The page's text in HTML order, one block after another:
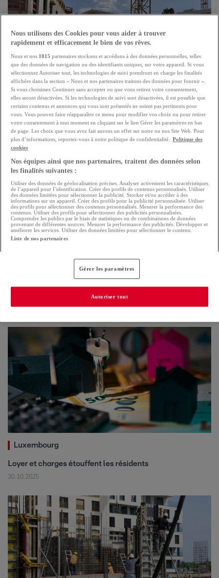
"Booster" pour la construction de logement
Le secteur immobilier salue les mesures annoncées par
le gouvernement
21.07.2026
Luxembourg
Loyer et charges étouffent les résidents
30.10.2025
Nous utilisons des Cookies pour vous aider à trouver
rapidement et efficacement le bien de vos rêves.
Nous et nos 1015 partenaires stockons et accédons à des données personnelles, telles
que des données de navigation ou des identifiants uniques, sur votre appareil. Si vous
sélectionnez Autoriser tout, les technologies de suivi prendront en charge les finalités
affichées dans la section « Nous et nos partenaires traitons des données pour fournir ».
Si vous choisissez Continuer sans accepter ou que vous retirez votre consentement,
elles seront désactivées. Si les technologies de suivi sont désactivées, il est possible que
certains contenus et annonces qui vous sont présentés ne soient pas pertinents pour
vous. Vous pouvez faire réapparaître ce menu pour modifier vos choix ou pour retirer
votre consentement à tout moment en cliquant sur le lien Gérer les paramètres en bas
de page. Les choix que vous avez fait aurons un effet sur notre ou nos Site Web. Pour
plus d’informations, reportez-vous à notre politique de confidentialité.
Politique des
cookies
Nos équipes ainsi que nos partenaires, traitent des données selon
les finalités suivantes :
Utiliser des données de géolocalisation précises. Analyser activement les caractéristiques
de l’appareil pour l’identification. Créer des profils de contenus personnalisés. Utiliser
des données limitées pour sélectionner la publicité. Stocker et/ou accéder à des
informations sur un appareil. Créer des profils pour la publicité personnalisée. Utiliser
des profils pour sélectionner des contenus personnalisés. Mesurer la performance des
contenus. Utiliser des profils pour sélectionner des publicités personnalisées.
Comprendre les publics par le biais de statistiques ou de combinaisons de données
provenant de différentes sources. Mesurer la performance des publicités. Développer et
améliorer les services. Utiliser des données limitées pour sélectionner le contenu.
Liste de nos partenaires
Gérer les paramètres
Autoriser tout